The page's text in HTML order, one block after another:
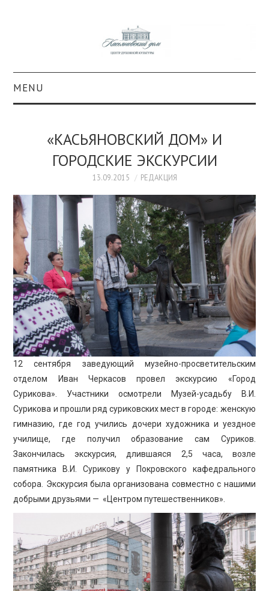
MENU
КОЛЛЕКЦИИ
КУЛЬТУРА
ОБРАЗОВАНИЕ
ПРОСВЕЩЕНИЕ
«КАСЬЯНОВСКИЙ ДОМ» И
ГОРОДСКИЕ ЭКСКУРСИИ
13.09.2015 РЕДАКЦИЯ
12 сентября заведующий музейно-просветительским
отделом Иван Черкасов провел экскурсию «Город
Сурикова». Участники осмотрели Музей-усадьбу В.И.
Сурикова и прошли ряд суриковских мест в городе: женскую
гимназию, где год учились дочери художника и уездное
училище, где получил образование сам Суриков.
Закончилась экскурсия, длившаяся 2,5 часа, возле
памятника В.И. Сурикову у Покровского кафедрального
собора. Экскурсия была организована совместно с нашими
добрыми друзьями — «Центром путешественников».